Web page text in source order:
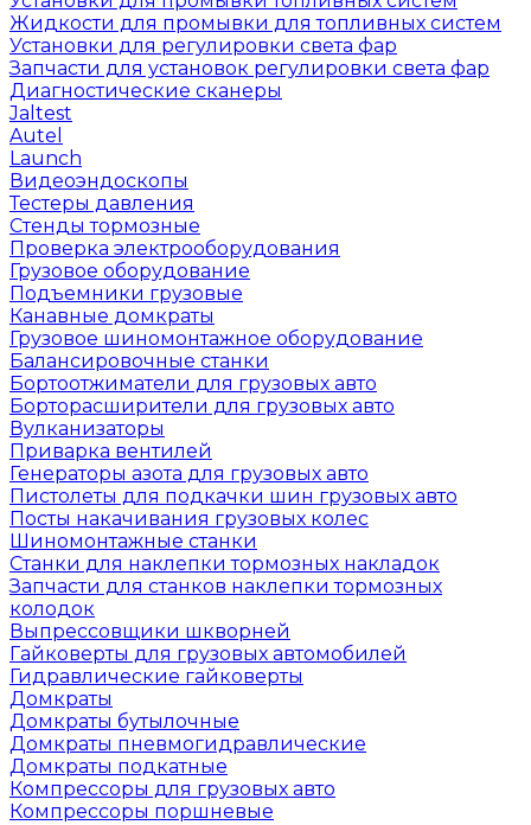
Жидкости для промывки для топливных систем
Установки для регулировки света фар
Запчасти для установок регулировки света фар
Диагностические сканеры
Jaltest
Autel
Launch
Видеоэндоскопы
Тестеры давления
Стенды тормозные
Проверка электрооборудования
Грузовое оборудование
Подъемники грузовые
Канавные домкраты
Грузовое шиномонтажное оборудование
Балансировочные станки
Бортоотжиматели для грузовых авто
Борторасширители для грузовых авто
Вулканизаторы
Приварка вентилей
Генераторы азота для грузовых авто
Пистолеты для подкачки шин грузовых авто
Посты накачивания грузовых колес
Шиномонтажные станки
Станки для наклепки тормозных накладок
Запчасти для станков наклепки тормозных
колодок
Выпрессовщики шкворней
Гайковерты для грузовых автомобилей
Гидравлические гайковерты
Домкраты
Домкраты бутылочные
Домкраты пневмогидравлические
Домкраты подкатные
Компрессоры для грузовых авто
Компрессоры поршневые